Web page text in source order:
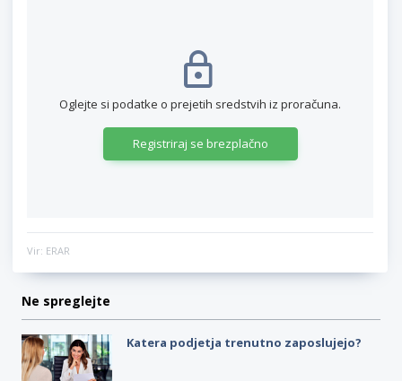
Oglejte si podatke o prejetih sredstvih iz proračuna.
Registriraj se brezplačno
Vir: ERAR
Ne spreglejte
Katera podjetja trenutno zaposlujejo?